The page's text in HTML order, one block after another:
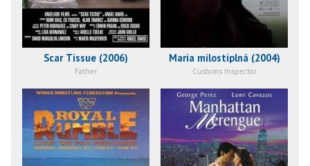
Scar Tissue (2006)
Father
Maria milostiplná (2004)
Customs Inspector